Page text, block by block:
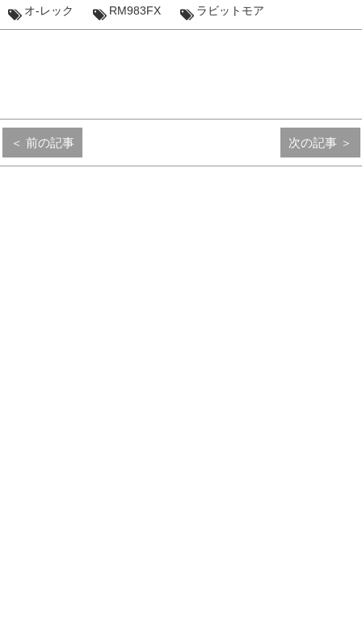
オ-レック RM983FX ラビットモア
＜ 前の記事 次の記事 ＞